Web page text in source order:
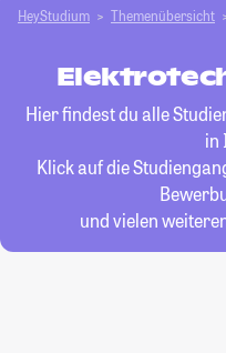
HeyStudium Themenübersicht
Hier findest du alle
in
Klick auf die
und vielen